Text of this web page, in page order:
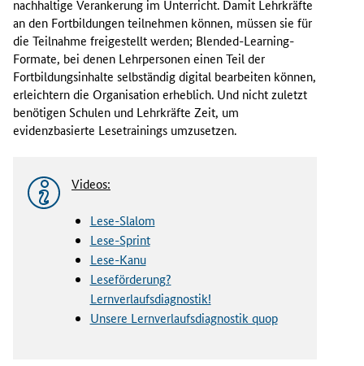
nachhaltige Verankerung im Unterricht. Damit Lehrkräfte
an den Fortbildungen teilnehmen können, müssen sie für
die Teilnahme freigestellt werden; Blended-Learning-
Formate, bei denen Lehrpersonen einen Teil der
Fortbildungsinhalte selbständig digital bearbeiten können,
erleichtern die Organisation erheblich. Und nicht zuletzt
benötigen Schulen und Lehrkräfte Zeit, um
evidenzbasierte Lesetrainings umzusetzen.
Videos:
Lese-Slalom
Lese-Sprint
Lese-Kanu
Leseförderung?
Lernverlaufsdiagnostik!
Unsere Lernverlaufsdiagnostik quop